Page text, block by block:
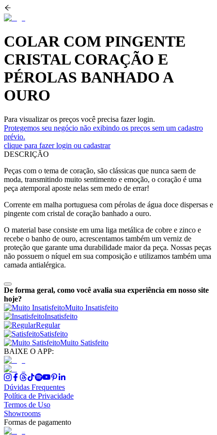
COLAR COM PINGENTE
CRISTAL CORAÇÃO E
PÉROLAS BANHADO A
OURO
Para visualizar os preços você precisa fazer login.
Protegemos seu negócio não exibindo os preços sem um cadastro
prévio.
clique para fazer login ou cadastrar
DESCRIÇÃO
Peças com o tema de coração, são clássicas que nunca saem de
moda, transmitindo muito sentimento e emoção, o coração é uma
peça atemporal aposte nelas sem medo de errar!
Corrente em malha portuguesa com pérolas de água doce dispersas e
pingente com cristal de coração banhado a ouro.
O material base consiste em uma liga metálica de cobre e zinco e
recebe o banho de ouro, acrescentamos também um verniz de
proteção que garante uma durabilidade maior da peça. Nossas peças
não possuem o níquel em sua composição e utilizamos também uma
camada antialérgica.
De forma geral, como você avalia sua experiência em nosso site
hoje?
Muito Insatisfeito
Insatisfeito
Regular
Satisfeito
Muito Satisfeito
BAIXE O APP:
Dúvidas Frequentes
Política de Privacidade
Termos de Uso
Showrooms
Formas de pagamento